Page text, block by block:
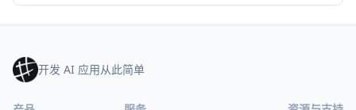
开发 AI 应用从此简单